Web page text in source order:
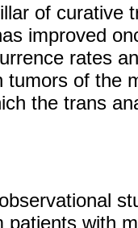
of curative
improved
rates
tumors of the
the trans
patients with